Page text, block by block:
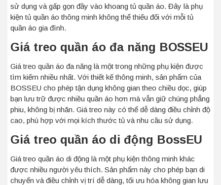
sử dụng và gấp gọn đầy vào khoang tủ quần áo. Đây là phụ
kiện tủ quần áo thông minh không thể thiếu đối với mỗi tủ
quần áo gia đình.
Giá treo quần áo đa năng BOSSEU
Giá treo quần áo đa năng là một trong những phụ kiện được
tìm kiếm nhiều nhất. Với thiết kế thông minh, sản phẩm của
BOSSEU cho phép tận dụng không gian theo chiều dọc, giúp
bạn lưu trữ được nhiều quần áo hơn mà vẫn giữ chúng phẳng
phiu, không bị nhăn. Giá treo này có thể dễ dàng điều chỉnh độ
cao, phù hợp với mọi kích thước tủ và nhu cầu sử dụng.
Giá treo quần áo di động BossEU
Giá treo quần áo di động là một phụ kiện thông minh khác
được nhiều người yêu thích. Sản phẩm này cho phép bạn di
chuyển và điều chỉnh vị trí dễ dàng, tối ưu hóa không gian lưu